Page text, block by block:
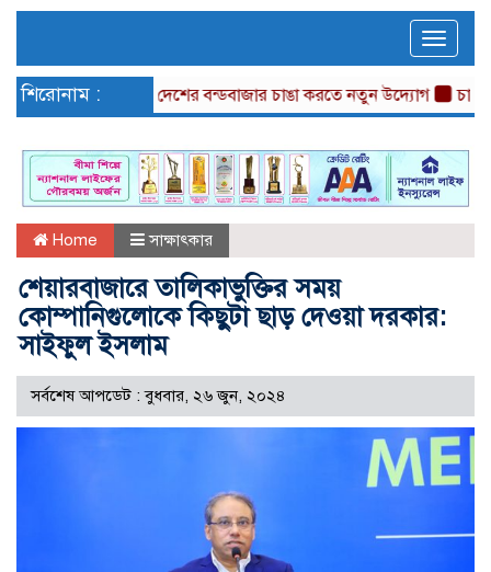
Toggle
শিরোনাম : দেশের বন্ডবাজার চাঙা করতে নতুন উদ্যোগ চারটি
Home সাক্ষাৎকার
শেয়ারবাজারে তালিকাভুক্তির সময়
কোম্পানিগুলোকে কিছুটা ছাড় দেওয়া দরকার:
সাইফুল ইসলাম
সর্বশেষ আপডেট : বুধবার, ২৬ জুন, ২০২৪